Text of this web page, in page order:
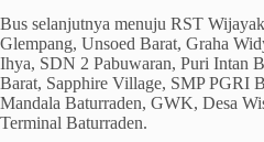
Bus selanjutnya menuju RST
Glempang, Unsoed Barat, Graha
Ihya, SDN 2 Pabuwaran, Puri Intan
Barat, Sapphire Village, SMP PGRI
Mandala Baturraden, GWK, Desa
Terminal Baturraden.